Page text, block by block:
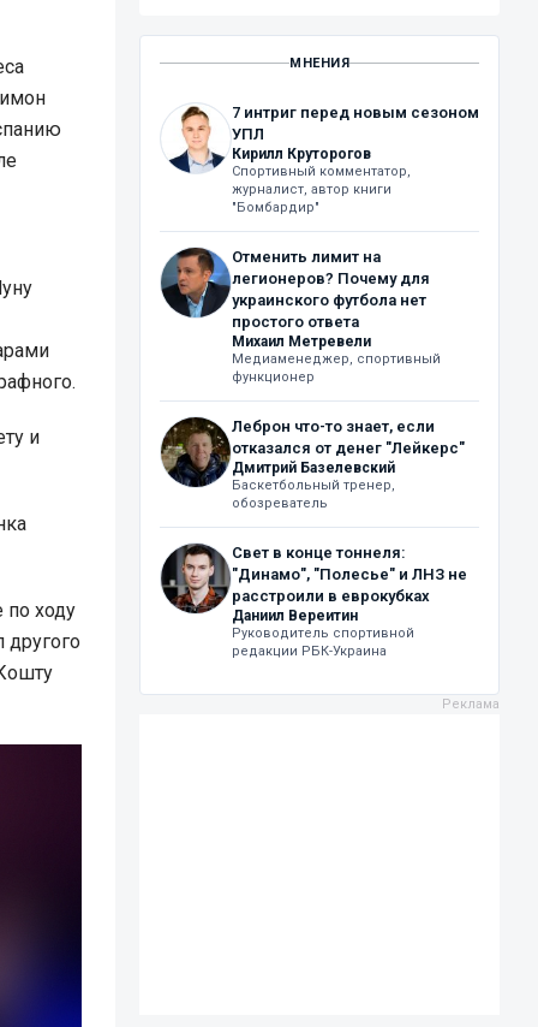
и
по ходу
другого
МНЕНИЯ
7 интриг перед новым сезоном
УПЛ
Кирилл Круторогов
Спортивный комментатор,
журналист, автор книги
"Бомбардир"
Отменить лимит на
легионеров? Почему для
украинского футбола нет
простого ответа
Михаил Метревели
Медиаменеджер, спортивный
функционер
Леброн что-то знает, если
отказался от денег "Лейкерс"
Дмитрий Базелевский
Баскетбольный тренер,
обозреватель
Свет в конце тоннеля:
"Динамо", "Полесье" и ЛНЗ не
расстроили в еврокубках
Даниил Вереитин
Руководитель спортивной
редакции РБК-Украина